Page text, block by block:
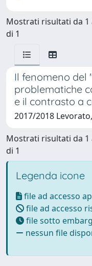
Mostrati risultati da 1
di 1
Il fenomeno del
problematiche
e il contrasto a
2017/2018
Mostrati risultati da 1
di 1
Legenda icone
file ad accesso
file ad accesso
file sotto
nessun file